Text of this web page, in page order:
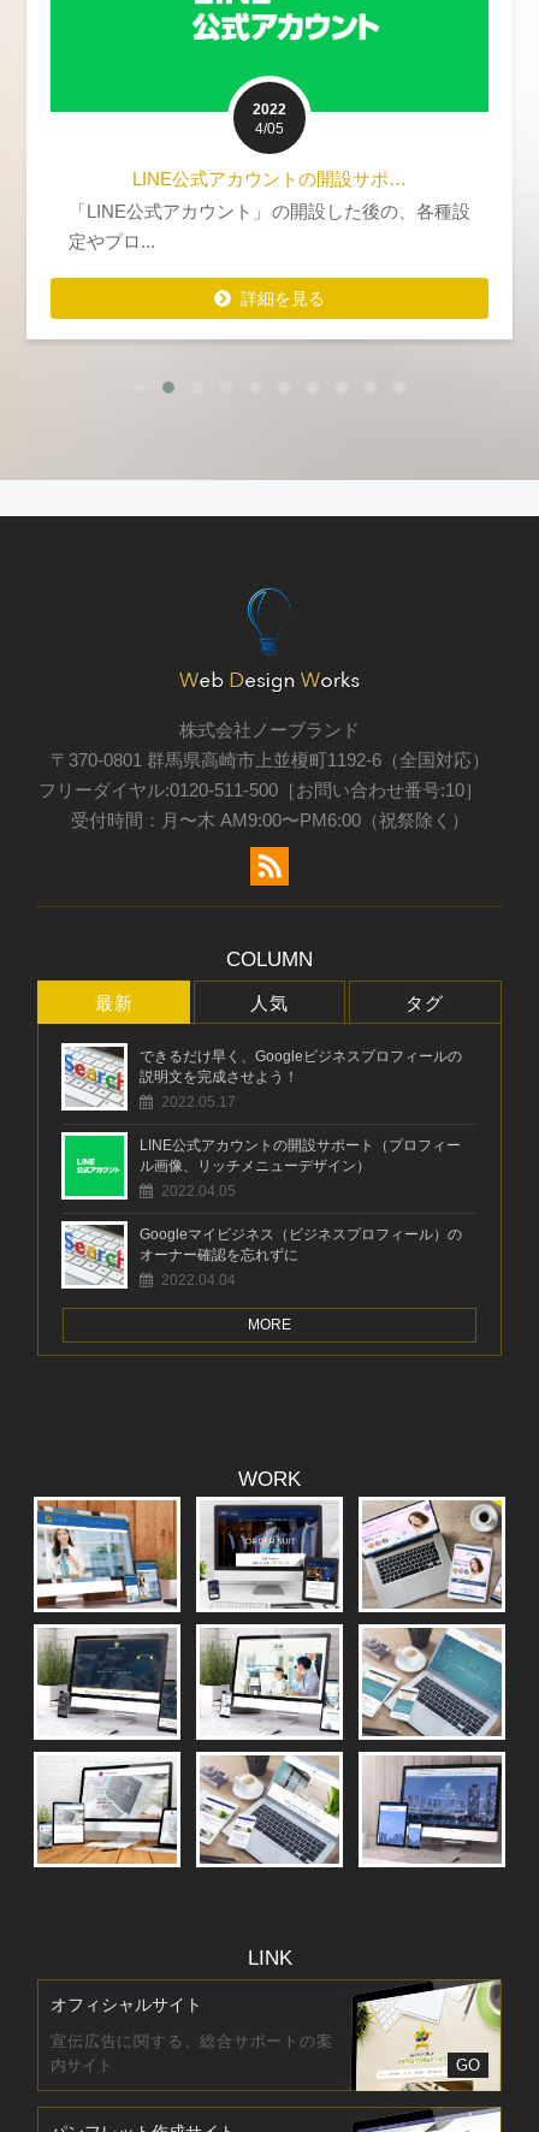
2022
4/05
LINE公式アカウントの開設サポ…
「LINE公式アカウント」の開設した後の、各種設
定やプロ...
詳細を見る
詳細を見る
株式会社ノーブランド
〒370-0801 群馬県高崎市上並榎町1192-6（全国対応）
フリーダイヤル:0120-511-500［お問い合わせ番号:10］
受付時間：月〜木 AM9:00〜PM6:00（祝祭除く）
COLUMN
最新 人気 タグ
できるだけ早く、Googleビジネスプロフィールの
説明文を完成させよう！
2022.05.17
LINE公式アカウントの開設サポート（プロフィー
ル画像、リッチメニューデザイン）
2022.04.05
Googleマイビジネス（ビジネスプロフィール）の
オーナー確認を忘れずに
2022.04.04
MORE
WORK
LINK
オフィシャルサイト
宣伝広告に関する、総合サポートの案
内サイト
GO